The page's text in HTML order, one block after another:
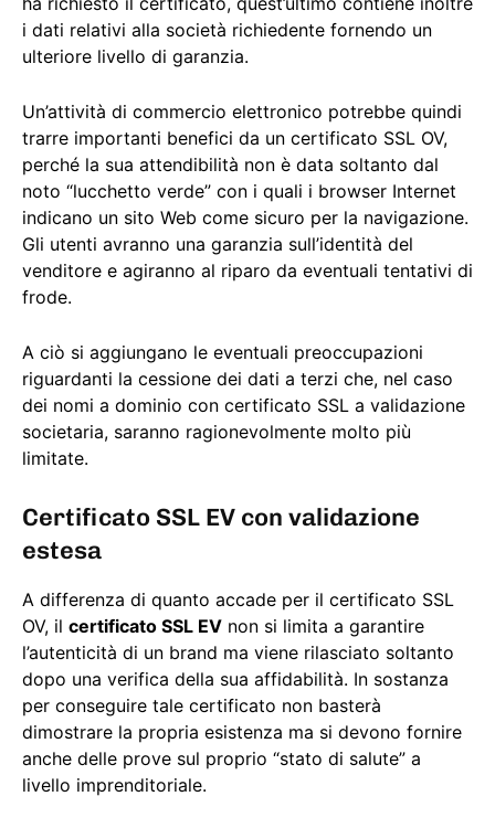
i dati relativi alla società richiedente fornendo un
ulteriore livello di garanzia.
Un’attività di commercio elettronico potrebbe quindi
trarre importanti benefici da un certificato SSL OV,
perché la sua attendibilità non è data soltanto dal
noto “lucchetto verde” con i quali i browser Internet
indicano un sito Web come sicuro per la navigazione.
Gli utenti avranno una garanzia sull’identità del
venditore e agiranno al riparo da eventuali tentativi di
frode.
A ciò si aggiungano le eventuali preoccupazioni
riguardanti la cessione dei dati a terzi che, nel caso
dei nomi a dominio con certificato SSL a validazione
societaria, saranno ragionevolmente molto più
limitate.
Certificato SSL EV con validazione
estesa
A differenza di quanto accade per il certificato SSL
OV, il certificato SSL EV non si limita a garantire
l’autenticità di un brand ma viene rilasciato soltanto
dopo una verifica della sua affidabilità. In sostanza
per conseguire tale certificato non basterà
dimostrare la propria esistenza ma si devono fornire
anche delle prove sul proprio “stato di salute” a
livello imprenditoriale.